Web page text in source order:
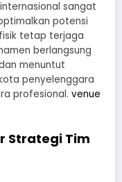
sangat
potensi
tetap terjaga
berlangsung
menuntut
penyelenggara
profesional. venue
Strategi Tim